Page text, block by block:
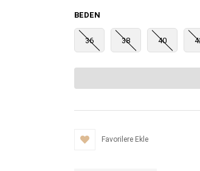
BEDEN
36 38 40
Favorilere Ekle